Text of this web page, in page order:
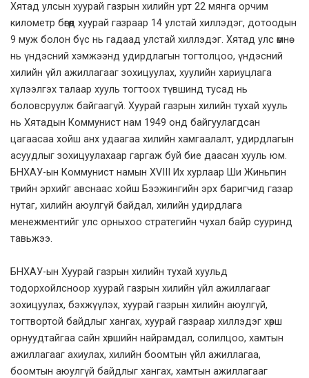
Хятад улсын хуурай газрын хилийн урт 22 мянга орчим
километр бөгөөд хуурай газраар 14 улстай хиллэдэг, дотоодын
9 муж болон бүс нь гадаад улстай хиллэдэг. Хятад улс өмнө
нь үндэсний хэмжээнд удирдлагын тогтолцоо, үндэсний
хилийн үйл ажиллагааг зохицуулах, хуулийн хариуцлага
хүлээлгэх талаар хууль тогтоох түвшинд тусад нь
боловсруулж байгаагүй. Хуурай газрын хилийн тухай хууль
нь Хятадын Коммунист нам 1949 онд байгуулагдсан
цагаасаа хойш анх удаагаа хилийн хамгаалалт, удирдлагын
асуудлыг зохицуулахаар гаргаж буй бие даасан хууль юм.
БНХАУ-ын Коммунист намын XVIII Их хурлаар Ши Жиньпин
төрийн эрхийг авснаас хойш Бээжингийн эрх баригчид газар
нутаг, хилийн аюулгүй байдал, хилийн удирдлага
менежментийг улс орныхоо стратегийн чухал байр сууринд
тавьжээ.
БНХАУ-ын Хуурай газрын хилийн тухай хуульд
тодорхойлсноор хуурай газрын хилийн үйл ажиллагааг
зохицуулах, бэхжүүлэх, хуурай газрын хилийн аюулгүй,
тогтвортой байдлыг хангах, хуурай газраар хиллэдэг хөрш
орнуудтайгаа сайн хөршийн найрамдал, солилцоо, хамтын
ажиллагааг ахиулах, хилийн боомтын үйл ажиллагаа,
боомтын аюулгүй байдлыг хангах, хамтын ажиллагааг